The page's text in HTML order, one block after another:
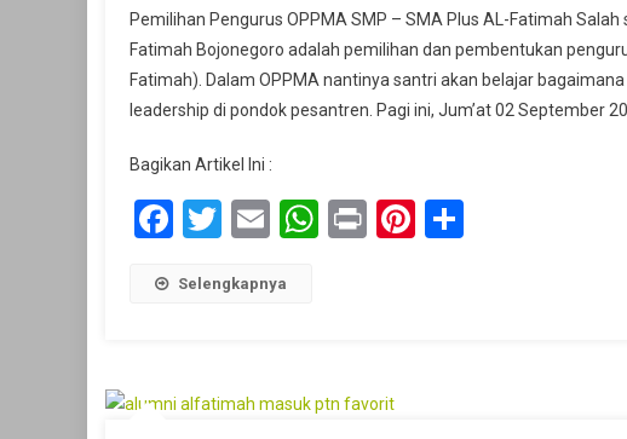
Fatimah
Pesta
Demokrasi
Pemilihan Pengurus OPPMA SMP – SMA Plus AL-Fatimah
Fatimah Bojonegoro adalah pemilihan dan pembentukan
Fatimah). Dalam OPPMA nantinya santri akan belajar
leadership di pondok pesantren. Pagi ini, Jum’at 02 September
Bagikan Artikel Ini :
Facebook
Twitter
EmailWhatsApp
PrintPinterest
Selengkapnya